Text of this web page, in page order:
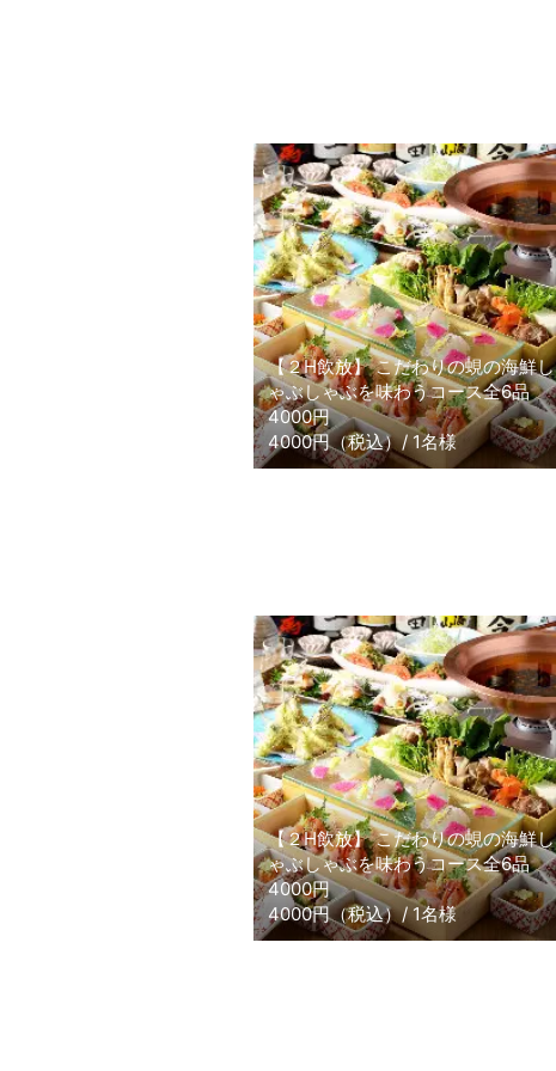
【２H飲放】 こだわりの蜆の海鮮し
ゃぶしゃぶを味わうコース全6品
4000円
4000円（税込）/ 1名様
【２H飲放】 こだわりの蜆の海鮮し
ゃぶしゃぶを味わうコース全6品
4000円
4000円（税込）/ 1名様